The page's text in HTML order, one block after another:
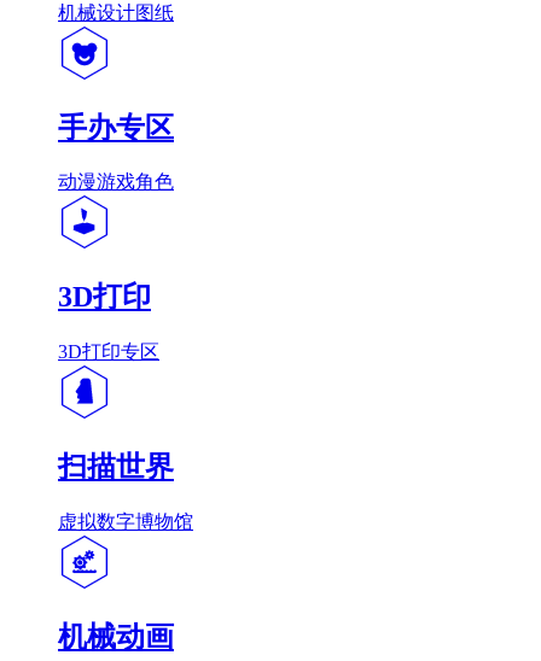
机械设计图纸
手办专区
动漫游戏角色
3D打印
3D打印专区
扫描世界
虚拟数字博物馆
机械动画